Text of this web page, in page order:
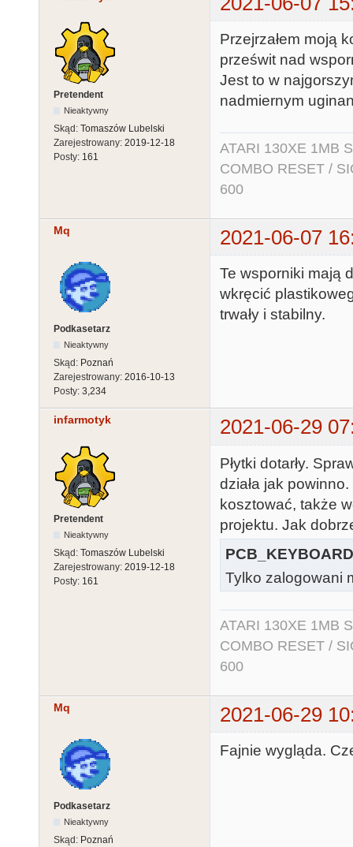
Pretendent
Nieaktywny
Skąd: Tomaszów Lubelski
Zarejestrowany: 2019-12-18
Posty: 161
Przejrzałem moją
prześwit nad
Jest to w
nadmiernym
ATARI 130XE 1MB
COMBO RESET /
600
Mq 2021-06-07
Podkasetarz
Nieaktywny
Skąd: Poznań
Zarejestrowany: 2016-10-13
Posty: 3,234
Te wsporniki mają
wkręcić
trwały i stabilny.
infarmotyk 2021-06-29
Pretendent
Nieaktywny
Skąd: Tomaszów Lubelski
Zarejestrowany: 2019-12-18
Posty: 161
Płytki dotarły.
działa jak
kosztować, także
projektu. Jak
Tylko zalogowani
ATARI 130XE 1MB
COMBO RESET /
600
Mq 2021-06-29
Podkasetarz
Nieaktywny
Skąd: Poznań
Fajnie wygląda.